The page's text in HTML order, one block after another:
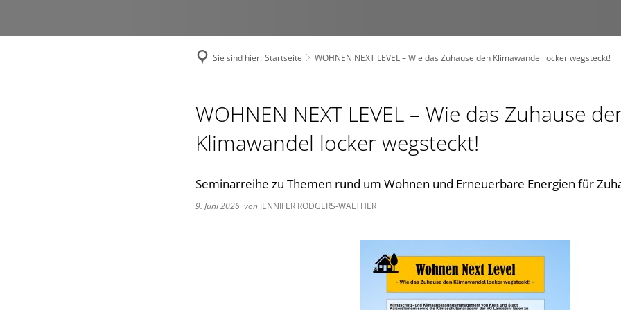
Sie sind hier: Startseite WOHNEN NEXT LEVEL – Wie das Zuhause den Klimawandel locker wegsteckt!
WOHNEN NEXT LEVEL – Wie das Zuhause
Klimawandel locker wegsteckt!
Seminarreihe zu Themen rund um Wohnen und Erneuerbare Energien für
9. Juni 2026 von JENNIFER RODGERS-WALTHER